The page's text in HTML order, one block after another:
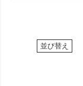
並び替え